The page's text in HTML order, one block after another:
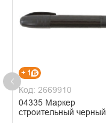
+ 1
Код: 2669910
04335 Маркер
строительный черный